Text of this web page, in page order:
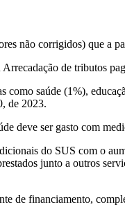
não corrigidos) que a
de tributos
saúde (1%),
de 2023.
deve ser gasto com
do SUS com o
junto a outros
de financiamento,